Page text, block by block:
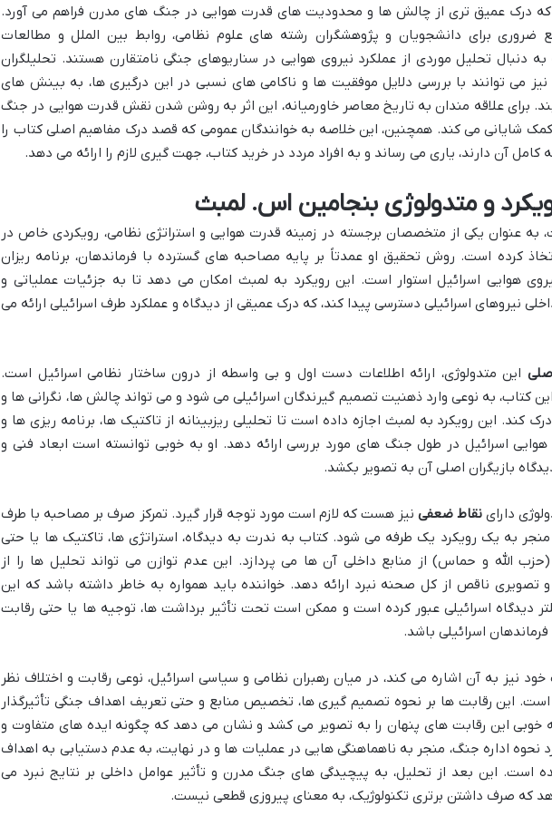
که درک عمیق تری از چالش ها و محدودیت های قدرت هوایی در جنگ های مدرن فراهم می آورد.
ضروری برای دانشجویان و پژوهشگران رشته های علوم نظامی، روابط بین الملل و مطالعات
دنبال تحلیل موردی از عملکرد نیروی هوایی در سناریوهای جنگی نامتقارن هستند. تحلیلگران
نیز می توانند با بررسی دلایل موفقیت ها و ناکامی های نسبی در این درگیری ها، به بینش های
برای علاقه مندان به تاریخ معاصر خاورمیانه، این اثر به روشن شدن نقش قدرت هوایی در جنگ
شایانی می کند. همچنین، این خلاصه به خوانندگان عمومی که قصد درک مفاهیم اصلی کتاب را
کامل آن دارند، یاری می رساند و به افراد مردد در خرید کتاب، جهت گیری لازم را ارائه می دهد.
و متدولوژی بنجامین اس. لمبث
به عنوان یکی از متخصصان برجسته در زمینه قدرت هوایی و استراتژی نظامی، رویکردی خاص در
کرده است. روش تحقیق او عمدتاً بر پایه مصاحبه های گسترده با فرماندهان، برنامه ریزان
هوایی اسرائیل استوار است. این رویکرد به لمبث امکان می دهد تا به جزئیات عملیاتی و
نیروهای اسرائیلی دسترسی پیدا کند، که درک عمیقی از دیدگاه و عملکرد طرف اسرائیلی ارائه می
این متدولوژی، ارائه اطلاعات دست اول و بی واسطه از درون ساختار نظامی اسرائیل است.
کتاب، به نوعی وارد ذهنیت تصمیم گیرندگان اسرائیلی می شود و می تواند چالش ها، نگرانی ها و
کند. این رویکرد به لمبث اجازه داده است تا تحلیلی ریزبینانه از تاکتیک ها، برنامه ریزی ها و
اسرائیل در طول جنگ های مورد بررسی ارائه دهد. او به خوبی توانسته است ابعاد فنی و
بازیگران اصلی آن به تصویر بکشد.
دارای نقاط ضعفینیز هست که لازم است مورد توجه قرار گیرد. تمرکز صرف بر مصاحبه با طرف
منجر به یک رویکرد یک طرفه می شود. کتاب به ندرت به دیدگاه، استراتژی ها، تاکتیک ها یا حتی
الله و حماس) از منابع داخلی آن ها می پردازد. این عدم توازن می تواند تحلیل ها را از
تصویری ناقص از کل صحنه نبرد ارائه دهد. خواننده باید همواره به خاطر داشته باشد که این
دیدگاه اسرائیلی عبور کرده است و ممکن است تحت تأثیر برداشت ها، توجیه ها یا حتی رقابت
اسرائیلی باشد.
نیز به آن اشاره می کند، در میان رهبران نظامی و سیاسی اسرائیل، نوعی رقابت و اختلاف نظر
این رقابت ها بر نحوه تصمیم گیری ها، تخصیص منابع و حتی تعریف اهداف جنگی تأثیرگذار
خوبی این رقابت های پنهان را به تصویر می کشد و نشان می دهد که چگونه ایده های متفاوت و
نحوه اداره جنگ، منجر به ناهماهنگی هایی در عملیات ها و در نهایت، به عدم دستیابی به اهداف
است. این بعد از تحلیل، به پیچیدگی های جنگ مدرن و تأثیر عوامل داخلی بر نتایج نبرد می
که صرف داشتن برتری تکنولوژیک، به معنای پیروزی قطعی نیست.